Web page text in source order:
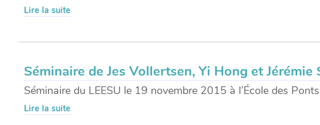
Lire la suite
Séminaire de Jes Vollertsen, Yi Hong et
Séminaire du LEESU le 19 novembre 2015 à l’École des
Lire la suite